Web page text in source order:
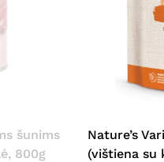
šunims
800g
Nature’s
(vištiena su